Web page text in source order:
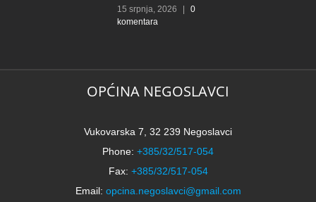
15 srpnja, 2026
0
komentara
OPĆINA NEGOSLAVCI
Vukovarska 7, 32 239 Negoslavci
Phone: +385/32/517-054
Fax: +385/32/517-054
Email: opcina.negoslavci@gmail.com